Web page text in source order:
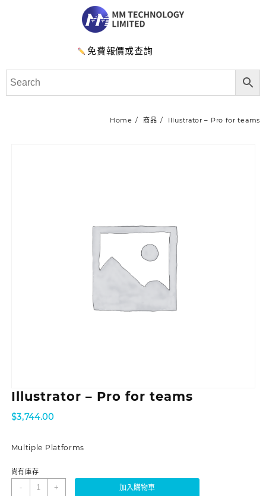
免費報價或查詢
Home 商品 Illustrator – Pro for teams
Illustrator – Pro for teams
$3,744.00
Multiple Platforms
尚有庫存
- + 加入購物車